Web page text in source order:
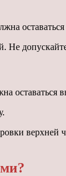
оставаться
верхней